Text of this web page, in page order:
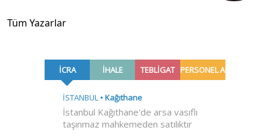
Tüm Yazarlar